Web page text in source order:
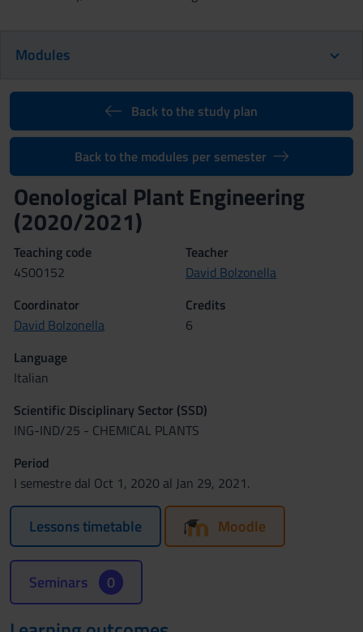
Modules
Back to the study plan
Back to the modules per semester
Oenological Plant Engineering
(2020/2021)
Teaching code
4S00152
Teacher
David Bolzonella
Coordinator
David Bolzonella
Credits
6
Language
Italian
Scientific Disciplinary Sector (SSD)
ING-IND/25 - CHEMICAL PLANTS
Period
I semestre dal Oct 1, 2020 al Jan 29, 2021.
Lessons timetable Moodle
Seminars 0